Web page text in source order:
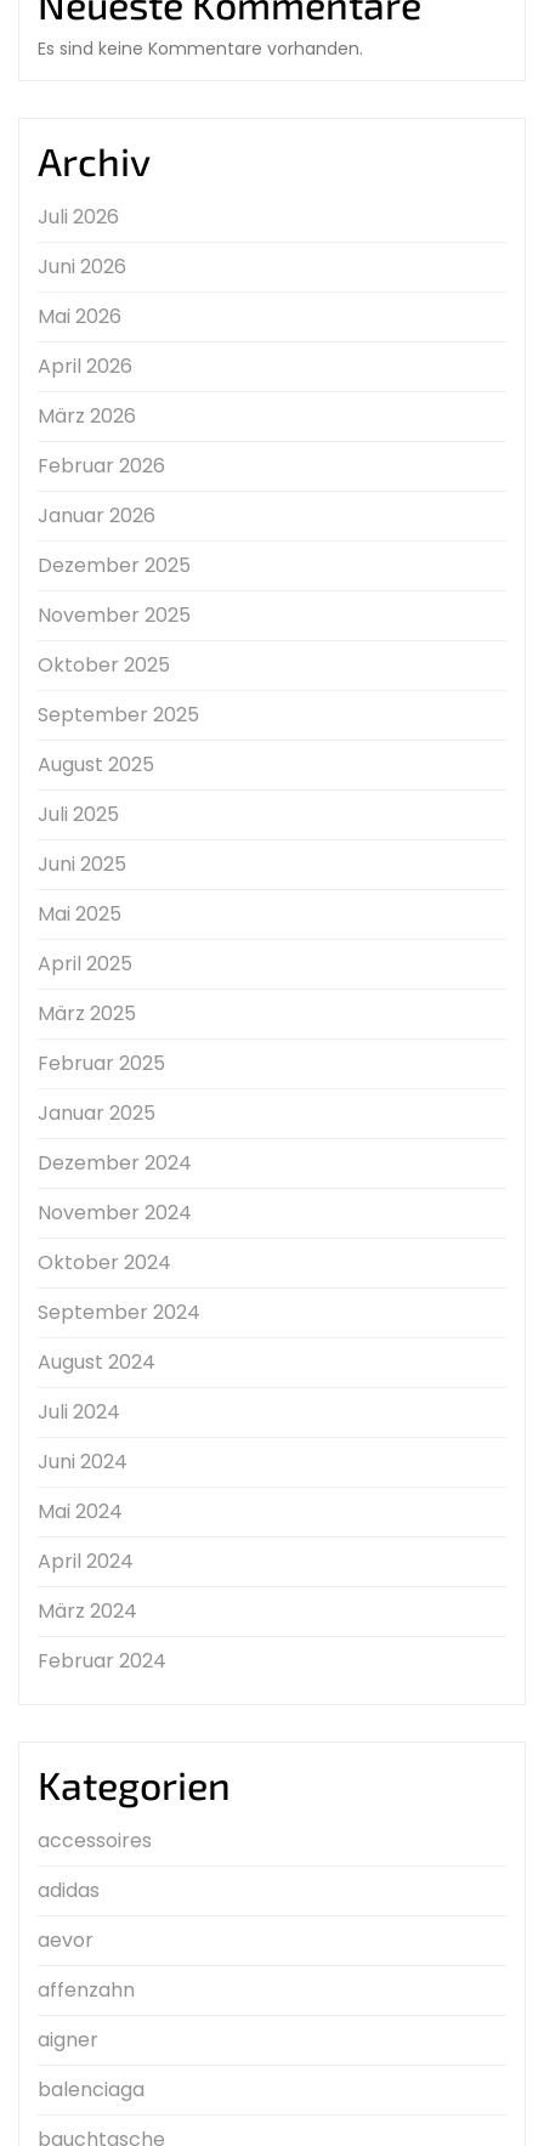
Es sind keine Kommentare vorhanden.
Archiv
Juli 2026
Juni 2026
Mai 2026
April 2026
März 2026
Februar 2026
Januar 2026
Dezember 2025
November 2025
Oktober 2025
September 2025
August 2025
Juli 2025
Juni 2025
Mai 2025
April 2025
März 2025
Februar 2025
Januar 2025
Dezember 2024
November 2024
Oktober 2024
September 2024
August 2024
Juli 2024
Juni 2024
Mai 2024
April 2024
März 2024
Februar 2024
Kategorien
accessoires
adidas
aevor
affenzahn
aigner
balenciaga
bauchtasche